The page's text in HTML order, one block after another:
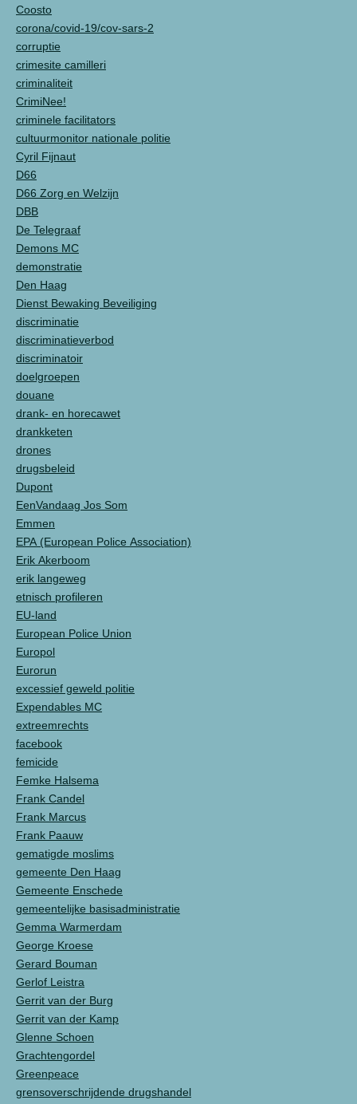
Coosto
corona/covid-19/cov-sars-2
corruptie
crimesite camilleri
criminaliteit
CrimiNee!
criminele facilitators
cultuurmonitor nationale politie
Cyril Fijnaut
D66
D66 Zorg en Welzijn
DBB
De Telegraaf
Demons MC
demonstratie
Den Haag
Dienst Bewaking Beveiliging
discriminatie
discriminatieverbod
discriminatoir
doelgroepen
douane
drank- en horecawet
drankketen
drones
drugsbeleid
Dupont
EenVandaag Jos Som
Emmen
EPA (European Police Association)
Erik Akerboom
erik langeweg
etnisch profileren
EU-land
European Police Union
Europol
Eurorun
excessief geweld politie
Expendables MC
extreemrechts
facebook
femicide
Femke Halsema
Frank Candel
Frank Marcus
Frank Paauw
gematigde moslims
gemeente Den Haag
Gemeente Enschede
gemeentelijke basisadministratie
Gemma Warmerdam
George Kroese
Gerard Bouman
Gerlof Leistra
Gerrit van der Burg
Gerrit van der Kamp
Glenne Schoen
Grachtengordel
Greenpeace
grensoverschrijdende drugshandel